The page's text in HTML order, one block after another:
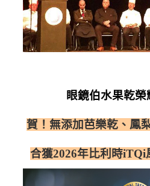
眼鏡伯水果乾
賀！無添加芭樂乾、鳳
合獲2026年比利時iTQi